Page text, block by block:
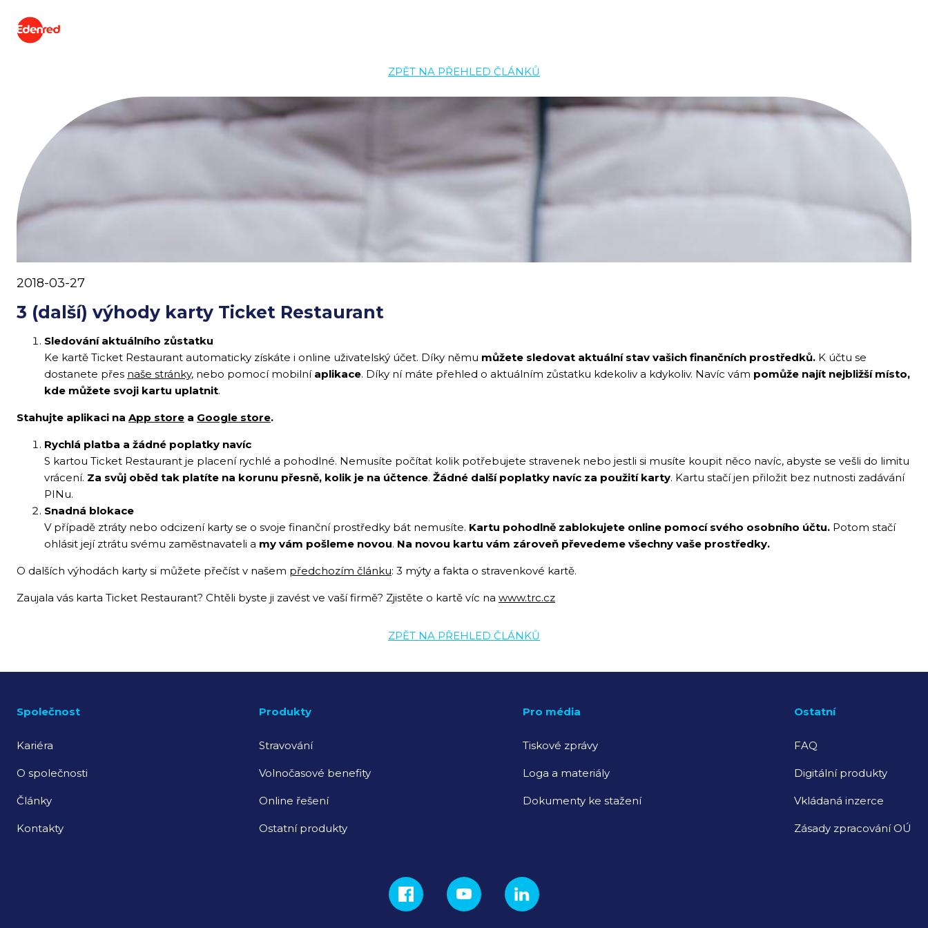
ZPĚT NA PŘEHLED ČLÁNKŮ
2018-03-27
3 (další) výhody karty Ticket Restaurant
Sledování aktuálního zůstatku
Ke kartě Ticket Restaurant automaticky získáte i online uživatelský účet. Díky němu můžete sledovat aktuální stav vašich finančních prostředků. K účtu se
dostanete přes naše stránky, nebo pomocí mobilní aplikace. Díky ní máte přehled o aktuálním zůstatku kdekoliv a kdykoliv. Navíc vám pomůže najít nejbližší místo,
kde můžete svoji kartu uplatnit.
Stahujte aplikaci na App store a Google store.
Rychlá platba a žádné poplatky navíc
S kartou Ticket Restaurant je placení rychlé a pohodlné. Nemusíte počítat kolik potřebujete stravenek nebo jestli si musíte koupit něco navíc, abyste se vešli do limitu
vrácení. Za svůj oběd tak platíte na korunu přesně, kolik je na účtence. Žádné další poplatky navíc za použití karty. Kartu stačí jen přiložit bez nutnosti zadávání
PINu.
Snadná blokace
V případě ztráty nebo odcizení karty se o svoje finanční prostředky bát nemusíte. Kartu pohodlně zablokujete online pomocí svého osobního účtu. Potom stačí
ohlásit její ztrátu svému zaměstnavateli a my vám pošleme novou. Na novou kartu vám zároveň převedeme všechny vaše prostředky.
O dalších výhodách karty si můžete přečíst v našem předchozím článku: 3 mýty a fakta o stravenkové kartě.
Zaujala vás karta Ticket Restaurant? Chtěli byste ji zavést ve vaší firmě? Zjistěte o kartě víc na www.trc.cz
ZPĚT NA PŘEHLED ČLÁNKŮ
Společnost
Kariéra
O společnosti
Články
Kontakty
Produkty
Stravování
Volnočasové benefity
Online řešení
Ostatní produkty
Pro média
Tiskové zprávy
Loga a materiály
Dokumenty ke stažení
Ostatní
FAQ
Digitální produkty
Vkládaná inzerce
Zásady zpracování OÚ